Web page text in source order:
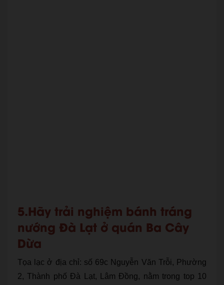
5.Hãy trải nghiệm bánh tráng
nướng Đà Lạt ở quán Ba Cây
Dừa
Tọa lạc ở địa chỉ: số 69c Nguyễn Văn Trỗi, Phường
2, Thành phố Đà Lạt, Lâm Đồng, nằm trong top 10